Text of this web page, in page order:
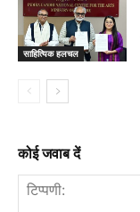
साहित्यिक हलचल
कोई जवाब दें